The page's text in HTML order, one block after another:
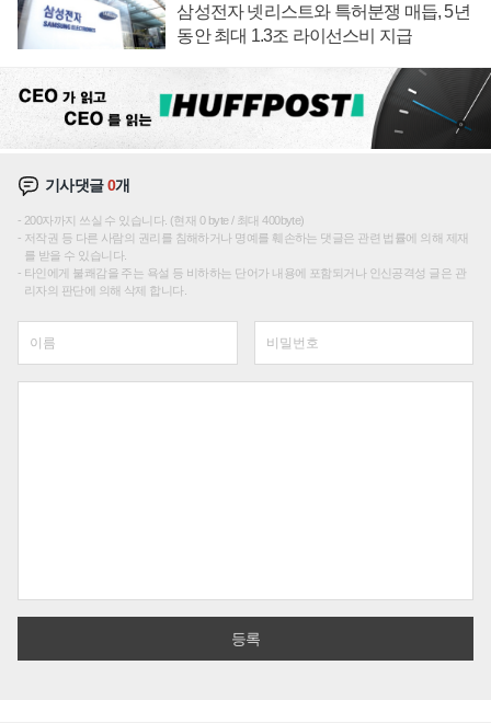
삼성전자 넷리스트와 특허분쟁 매듭, 5년
동안 최대 1.3조 라이선스비 지급
기사댓글0개
200자까지 쓰실 수 있습니다. (현재 0 byte / 최대 400byte)
저작권 등 다른 사람의 권리를 침해하거나 명예를 훼손하는 댓글은 관련 법률에 의해 제재
를 받을 수 있습니다.
타인에게 불쾌감을 주는 욕설 등 비하하는 단어가 내용에 포함되거나 인신공격성 글은 관
리자의 판단에 의해 삭제 합니다.